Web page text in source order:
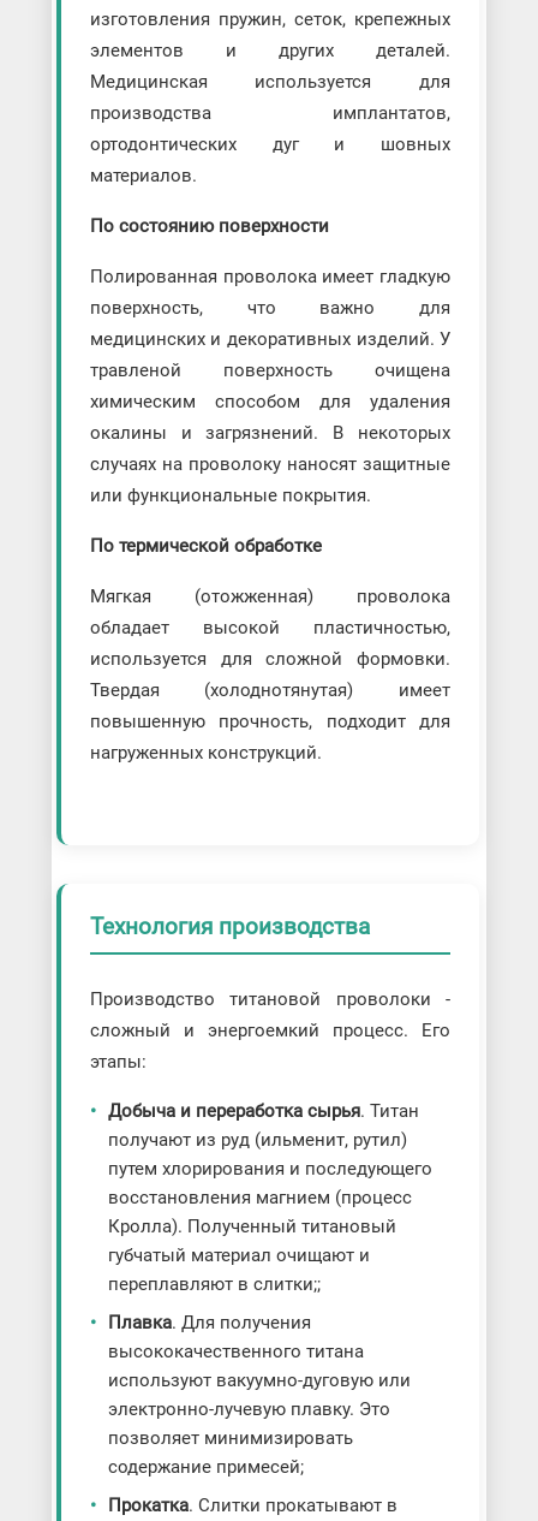
изготовления пружин, сеток, крепежных
элементов и других деталей.
Медицинская используется для
производства имплантатов,
ортодонтических дуг и шовных
материалов.
По состоянию поверхности
Полированная проволока имеет гладкую
поверхность, что важно для
медицинских и декоративных изделий. У
травленой поверхность очищена
химическим способом для удаления
окалины и загрязнений. В некоторых
случаях на проволоку наносят защитные
или функциональные покрытия.
По термической обработке
Мягкая (отожженная) проволока
обладает высокой пластичностью,
используется для сложной формовки.
Твердая (холоднотянутая) имеет
повышенную прочность, подходит для
нагруженных конструкций.
Технология производства
Производство титановой проволоки -
сложный и энергоемкий процесс. Его
этапы:
Добыча и переработка сырья. Титан
получают из руд (ильменит, рутил)
путем хлорирования и последующего
восстановления магнием (процесс
Кролла). Полученный титановый
губчатый материал очищают и
переплавляют в слитки;;
Плавка. Для получения
высококачественного титана
используют вакуумно-дуговую или
электронно-лучевую плавку. Это
позволяет минимизировать
содержание примесей;
Прокатка. Слитки прокатывают в